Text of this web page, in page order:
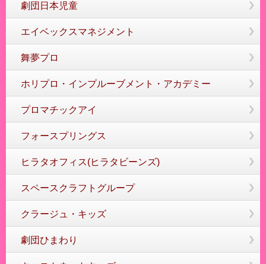
劇団日本児童
エイベックスマネジメント
舞夢プロ
ホリプロ・インプルーブメント・アカデミー
プロマチックアイ
フォースプリングス
ヒラタオフィス(ヒラタビーンズ)
スペースクラフトグループ
クラージュ・キッズ
劇団ひまわり